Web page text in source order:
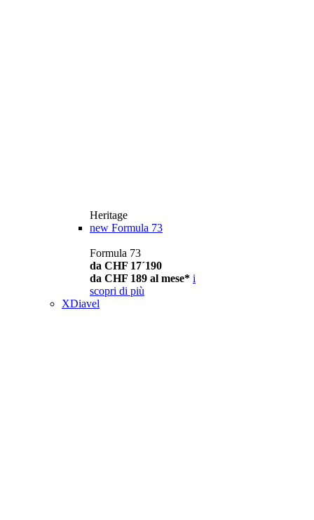
Heritage
new Formula 73
Formula 73
da CHF 17´190
da CHF 189 al mese* i
scopri di più
XDiavel